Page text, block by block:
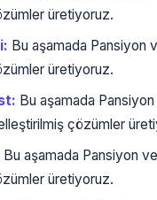
üretiyoruz.
Bu aşamada Pansiyon
üretiyoruz.
Bu aşamada
çözümler
Bu aşamada Pansiyon
üretiyoruz.